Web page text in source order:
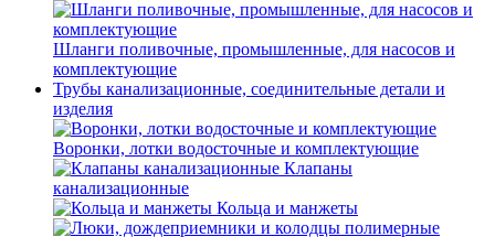
Шланги поливочные, промышленные, для насосов и
комплектующие
Трубы канализационные, соединительные детали и
изделия
Воронки, лотки водосточные и комплектующие
Клапаны
канализационные
Кольца и манжеты